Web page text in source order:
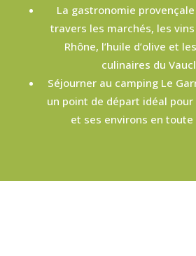
La gastronomie
travers les marchés, les
Rhône, l’huile d’olive et
culinaires du
Séjourner au camping Le
un point de départ idéal
et ses environs en